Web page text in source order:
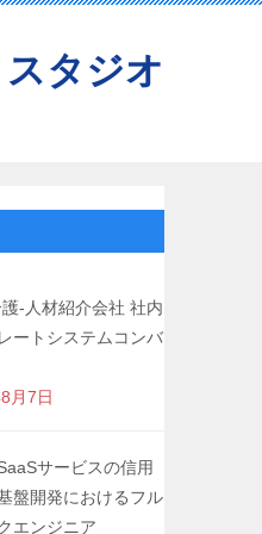
タジオ
-人材紹介会社 社内
ートシステムコンバ
月7日
サービスの信用
盤開発におけるフル
エンジニア